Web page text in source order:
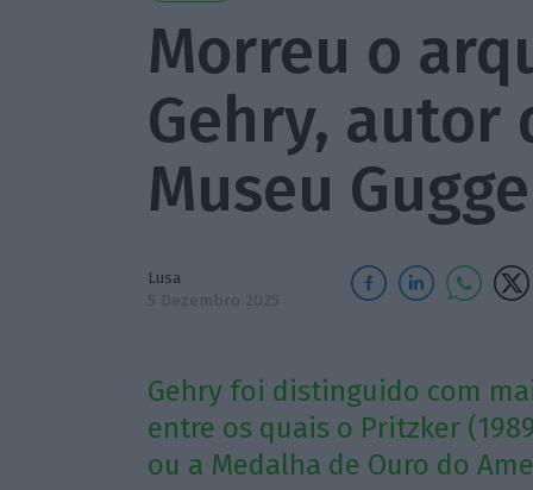
Morreu o
Gehry, autor
Museu
Lusa
5 Dezembro 2025
Gehry foi distinguido com
entre os quais o Pritzker
ou a Medalha de Ouro do